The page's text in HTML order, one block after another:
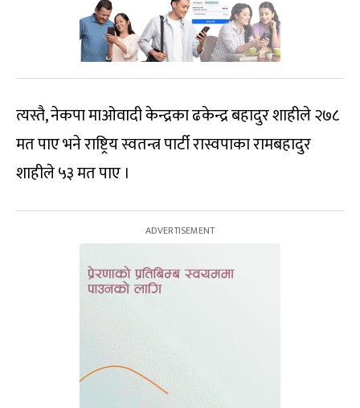
त्यस्तै, नेकपा माओवादी केन्द्रका ढकेन्द्र बहादुर शाहीले २७८
मत पाए भने राष्ट्रिय स्वतन्त्र पार्टी रास्वपाका रामबहादुर
शाहीले ५३ मत पाए ।